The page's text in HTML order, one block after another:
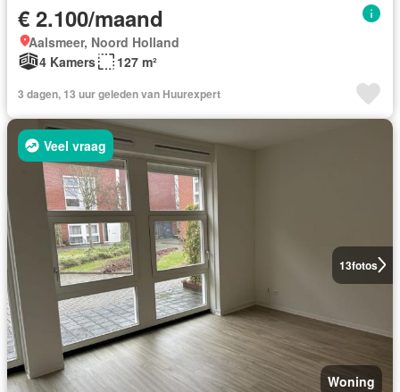
€ 2.100/maand
Aalsmeer, Noord Holland
4 Kamers
127 m²
3 dagen, 13 uur geleden van Huurexpert
13fotos
Veel vraag
Woning